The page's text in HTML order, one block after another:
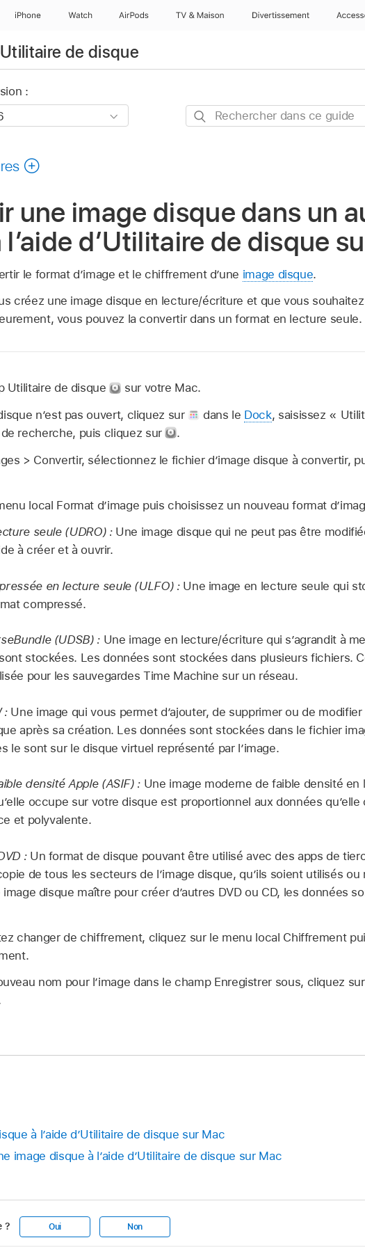
iPhone Watch AirPods TV & Maison Divertissements
de disque
:
Rechercher
une image disque dans un
d’Utilitaire de disque
le format d’image et le chiffrement d’une image disque.
créez une image disque en lecture/écriture et que vous souhaitez
vous pouvez la convertir dans un format en lecture seule.
Utilitaire de disque
sur votre Mac.
n’est pas ouvert, cliquez sur
dans le Dock, saisissez «
recherche, puis cliquez sur
.
> Convertir, sélectionnez le fichier d’image disque à convertir,
local Format d’image puis choisissez un nouveau format
seule (UDRO) :Une image disque qui ne peut pas être
à créer et à ouvrir.
en lecture seule (ULFO) :Une image en lecture seule qui
compressé.
(UDSB) :Une image en lecture/écriture qui s’agrandit à
stockées. Les données sont stockées dans plusieurs fichiers.
pour les sauvegardes Time Machine sur un réseau.
:Une image qui vous permet d’ajouter, de supprimer ou de
après sa création. Les données sont stockées dans le fichier
le sont sur le disque virtuel représenté par l’image.
densité Apple (ASIF) : Une image moderne de faible densité
occupe sur votre disque est proportionnel aux données
et polyvalente.
:Un format de disque pouvant être utilisé avec des apps de
de tous les secteurs de l’image disque, qu’ils soient utilisés ou
disque maître pour créer d’autres DVD ou CD, les données
changer de chiffrement, cliquez sur le menu local Chiffrement
nom pour l’image dans le champ Enregistrer sous, cliquez
à l’aide d’Utilitaire de disque sur Mac
image disque à l’aide d’Utilitaire de disque sur Mac
? Oui Non